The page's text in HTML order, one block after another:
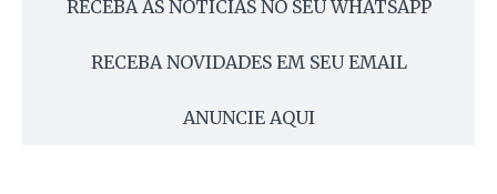
RECEBA AS NOTÍCIAS NO SEU WHATSAPP
RECEBA NOVIDADES EM SEU EMAIL
ANUNCIE AQUI